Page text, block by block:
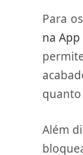
Para
na App
Além